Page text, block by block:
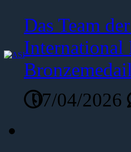
Das Team
07/04/2026